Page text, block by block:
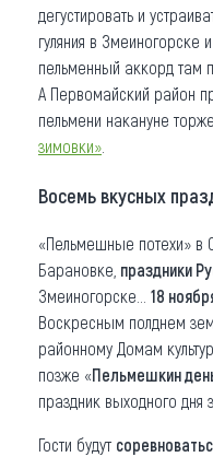
Другие рубрики
дегустировать и
гуляния в Змеиногорске
пельменный аккорд там
А Первомайский район
пельмени накануне
зимовки»
Восемь вкусных
«Пельмешные потехи» в
Барановке, праздники
Змеиногорске... 18
Воскресным полднем
районному Домам
позже «Пельмешкин
праздник выходного дня
Гости будут